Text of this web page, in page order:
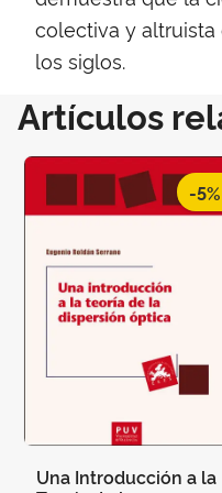
colectiva y altruista
los siglos.
Artículos
-5%
Una Introducción a la